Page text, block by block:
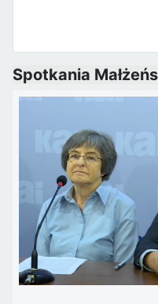
Spotkania